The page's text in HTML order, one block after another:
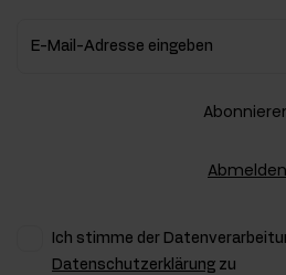
E-Mail-Adresse eingeben
Abmelden
Ich stimme der
Datenschutzerklärung zu